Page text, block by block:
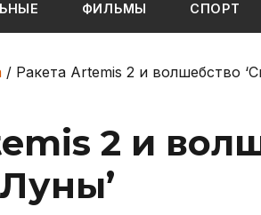
ФИЛЬМЫ СПОРТ
/ Ракета Artemis 2 и волшебство
2 и